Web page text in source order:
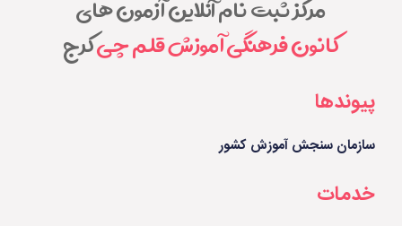
مرکز ثبت نام آنلاین آزمون های
کانون فرهنگی آموزش قلم چیکرج
پیوندها
سازمان سنجش آموزش کشور
خدمات